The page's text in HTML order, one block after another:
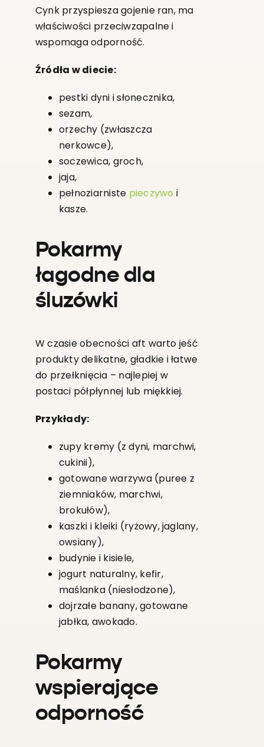
Cynk przyspiesza gojenie ran, ma
właściwości przeciwzapalne i
wspomaga odporność.
Źródła w diecie:
pestki dyni i słonecznika,
sezam,
orzechy (zwłaszcza
nerkowce),
soczewica, groch,
jaja,
pełnoziarniste pieczywo i
kasze.
Pokarmy
łagodne dla
śluzówki
W czasie obecności aft warto jeść
produkty delikatne, gładkie i łatwe
do przełknięcia – najlepiej w
postaci półpłynnej lub miękkiej.
Przykłady:
zupy kremy (z dyni, marchwi,
cukinii),
gotowane warzywa (puree z
ziemniaków, marchwi,
brokułów),
kaszki i kleiki (ryżowy, jaglany,
owsiany),
budynie i kisiele,
jogurt naturalny, kefir,
maślanka (niesłodzone),
dojrzałe banany, gotowane
jabłka, awokado.
Pokarmy
wspierające
odporność